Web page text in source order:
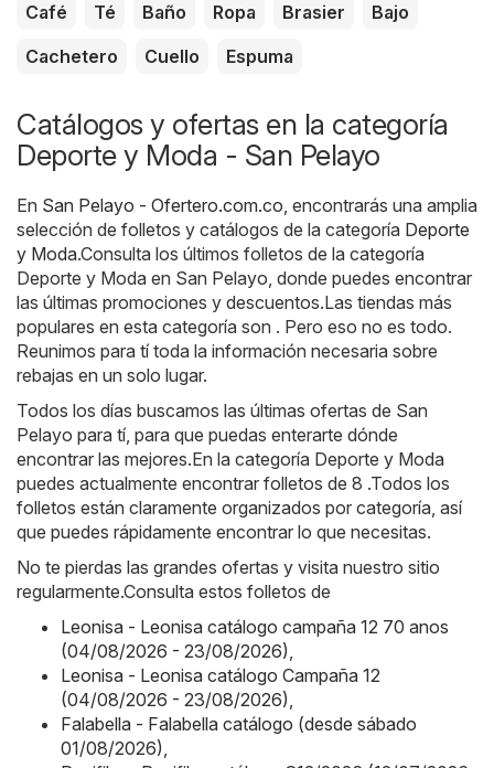
Café Té Baño Ropa Brasier
Bajo
Cachetero
Cuello Espuma
Catálogos y ofertas en la categoría
Deporte y Moda - San Pelayo
En San Pelayo - Ofertero.com.co, encontrarás una amplia
selección de folletos y catálogos de la categoría Deporte
y Moda.Consulta los últimos folletos de la categoría
Deporte y Moda en San Pelayo, donde puedes encontrar
las últimas promociones y descuentos.Las tiendas más
populares en esta categoría son . Pero eso no es todo.
Reunimos para tí toda la información necesaria sobre
rebajas en un solo lugar.
Todos los días buscamos las últimas ofertas de San
Pelayo para tí, para que puedas enterarte dónde
encontrar las mejores.En la categoría Deporte y Moda
puedes actualmente encontrar folletos de 8 .Todos los
folletos están claramente organizados por categoría, así
que puedes rápidamente encontrar lo que necesitas.
No te pierdas las grandes ofertas y visita nuestro sitio
regularmente.Consulta estos folletos de
Leonisa - Leonisa catálogo campaña 12 70 anos
(04/08/2026 - 23/08/2026),
Leonisa - Leonisa catálogo Campaña 12
(04/08/2026 - 23/08/2026),
Falabella - Falabella catálogo (desde sábado
01/08/2026),